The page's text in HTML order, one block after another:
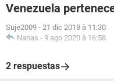
Venezuela
Suje2009 - 21 dic 2018 à 11:30
Nanas - 9 ago 2020 à 16:58
2 respuestas